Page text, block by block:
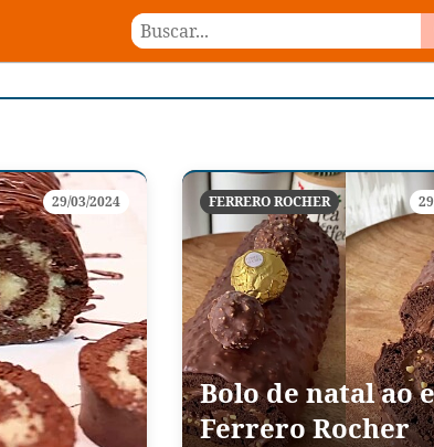
29/03/2024 FERRERO ROCHER
Bolo de natal ao
Ferrero Rocher